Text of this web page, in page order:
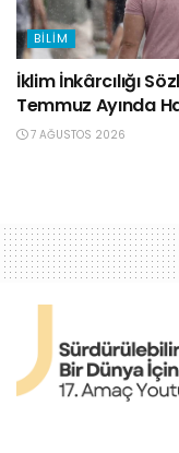
BILIM
İklim İnkârcılığı
Temmuz Ayında
7 AĞUSTOS 2026